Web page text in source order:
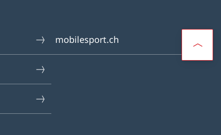
mobilesport.ch